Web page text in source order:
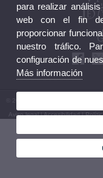
© 2026 UV. - Av. Vicent Andrés
Aviso legal|Accesibilidad|
para realizar
web con el fin de
proporcionar
nuestro tráfico.
configuración de
Más información